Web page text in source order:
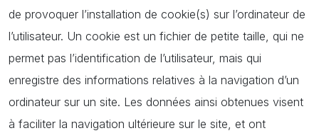
de provoquer l’installation de cookie(s) sur l’ordinateur de
l’utilisateur. Un cookie est un fichier de petite taille, qui ne
permet pas l’identification de l’utilisateur, mais qui
enregistre des informations relatives à la navigation d’un
ordinateur sur un site. Les données ainsi obtenues visent
à faciliter la navigation ultérieure sur le site, et ont